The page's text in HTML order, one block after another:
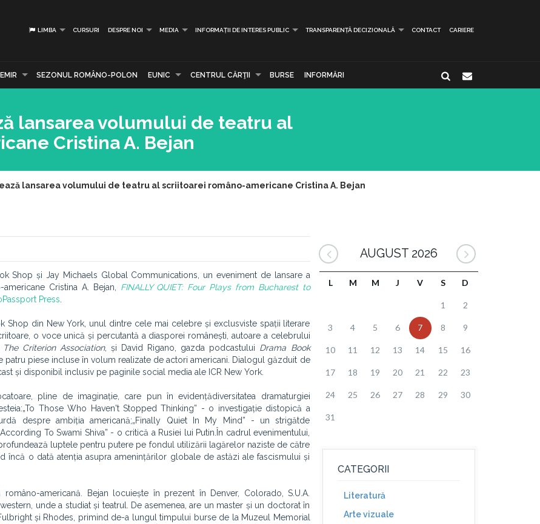
LIMBA CURSURI DESPRE NOI MEDIA INFORMAȚII DE INTERES PUBLIC TRANSPARENȚĂ DECIZIONALĂ CONTACT CARIERE
SEZONUL ROMÂNO-POLON EUNIC CENTRUL CĂRŢII BURSE INFORMĂRI
lansarea volumului de teatru al
Cristina A. Bejan
lansarea volumului de teatru al scriitoarei româno-americane Cristina A. Bejan
Shop și Jay Michaels Global Communications, un eveniment de lansare a
Cristina A. Bejan, FINALLY QUIET: Four Plays from Bucharest to
Press
Shop din New York, unul dintre cele mai celebre și exclusviste spații literare
o voce unică și percutantă a diasporei românești, autoare a celebrului
Criterion Association, și David Rigano, gazda podcastului Drama Book
piese incluse în volum realizate de actori americani. Dialogul găzduit de
și disponibil inclusiv pe paginile social media ale ICR New York.
pline de imaginație, care pun în evidențădiversitatea dramaturgiei
Those Who Haven't Stopped Thinking” - o investigație distopică a
despre ambiția americană;„Finally Quiet In My Mind” - un strigătde
To Swami Shiva” - o critică a Rusiei lui Putin.În cadrul evenimentului,
luptele pentru putere pe fondul utilizării lagărelor naziste de către
încă o dată atenția asupra amenințărilor globale de astăzi ale fascismului și
americană. Bejan locuiește în prezent în Denver, Colorado, S.U.A.
unde a studiat și teatrul. De asemenea, are un master și un doctorat în
și Rhodes, primind de-a lungul timpului burse de la Muzeul Memorial
AUGUST 2026
L M M J V S D
1 2
3 4 5 6 7 8 9
10 11 12 13 14 15 16
17 18 19 20 21 22 23
24 25 26 27 28 29 30
31
CATEGORII
Literatură
Arte vizuale